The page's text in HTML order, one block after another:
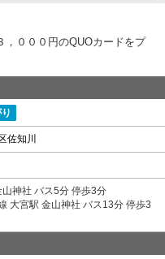
，０００円のQUOカードをプ
佐知川
山神社 バス5分 停歩3分
大宮駅 金山神社 バス13分 停歩3